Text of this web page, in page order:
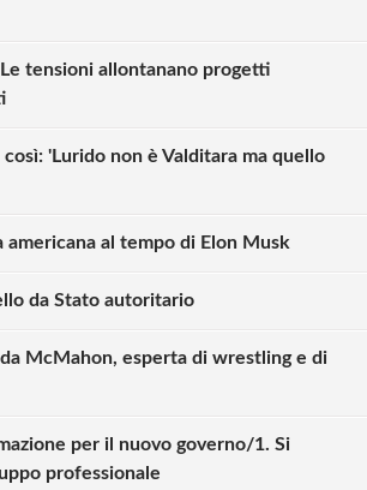
tensioni allontanano progetti
'Lurido non è Valditara ma quello
americana al tempo di Elon Musk
da Stato autoritario
McMahon, esperta di wrestling e di
per il nuovo governo/1. Si
professionale